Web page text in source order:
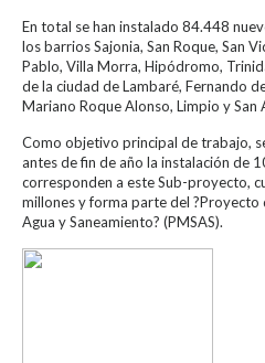
En total se han instalado 84.448
los barrios Sajonia, San Roque, San
Pablo, Villa Morra, Hipódromo,
de la ciudad de Lambaré, Fernando
Mariano Roque Alonso, Limpio y San
Como objetivo principal de trabajo,
antes de fin de año la instalación de
corresponden a este Sub-proyecto,
millones y forma parte del
Agua y Saneamiento? (PMSAS).